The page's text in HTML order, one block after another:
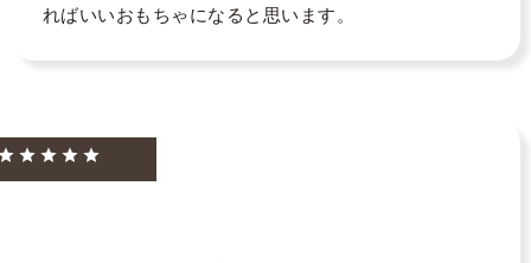
ればいいおもちゃになると思います。